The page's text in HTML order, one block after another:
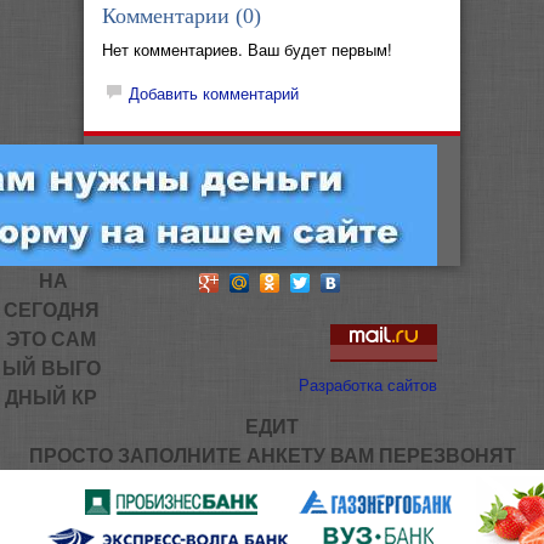
Комментарии (0)
Нет комментариев. Ваш будет первым!
Добавить комментарий
Разработка сайтов
НА
СЕГОДНЯ
ЭТО САМ
ЫЙ ВЫГО
ДНЫЙ КР
ЕДИТ
ПРОСТО ЗАПОЛНИТЕ АНКЕТУ ВАМ ПЕРЕЗВОНЯТ